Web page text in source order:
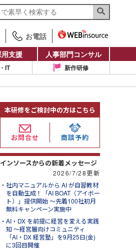
お電話
支援 人事部門コンサル
IT 新作研修
本研修をご検討中の方はこちら
お問合せ 商談予約
インソースからの新着メッセージ
2026/7/28更新
社内マニュアルから AI が自習教材
を自動生成！「AI BOAT（アイボー
ト）」提供開始 ～先着100社初月
無料キャンペーン実施中
AI・DX を前提に経営を変える実践
知 ～経営層向けコミュニティ
「AI・DX 経営塾」を9月25日(金)
に3回目開催